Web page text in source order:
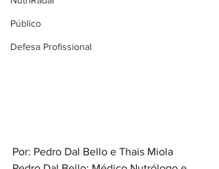
Público
Defesa Profissional
Por: Pedro Dal Bello e Thais Miola